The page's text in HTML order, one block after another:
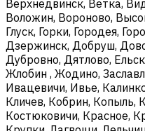
Верхнедвинск, Ветка,
Воложин, Вороново,
Глуск, Горки, Городея,
Дзержинск, Добруш,
Дубровно, Дятлово,
Жлобин , Жодино,
Ивацевичи, Ивье,
Кличев, Кобрин, Копыль,
Костюковичи, Красное,